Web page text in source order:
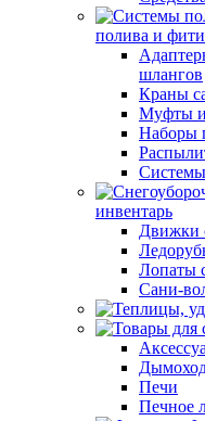
полива и
шлангов
Краны
Муфты и
Наборы
инвентарь
Движки
Лопаты
Сани-
Печи
Печное